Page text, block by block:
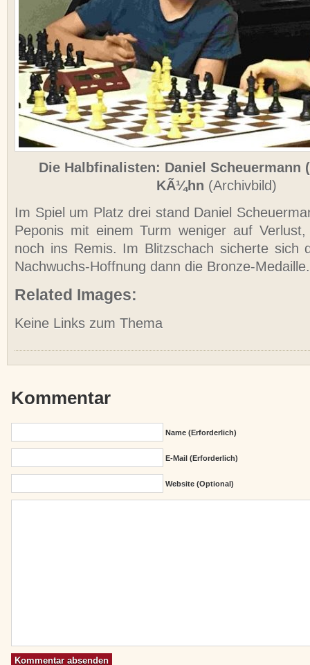
Die Halbfinalisten: Daniel Scheuermann
KÃ¼hn (Archivbild)
Im Spiel um Platz drei stand Daniel
Peponis mit einem Turm weniger auf
noch ins Remis. Im Blitzschach sicherte sich
Nachwuchs-Hoffnung dann die Bronze-Medaille.
Related Images:
Keine Links zum Thema
Kommentar
Name (erforderlich)
E-Mail (erforderlich)
Website (Optional)